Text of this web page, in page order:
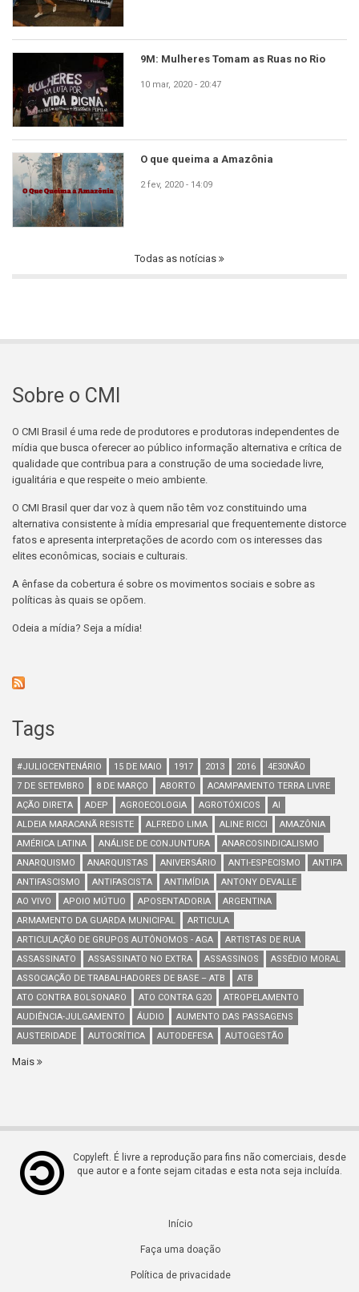
9M: Mulheres Tomam as Ruas no Rio
10 mar, 2020 - 20:47
O que queima a Amazônia
2 fev, 2020 - 14:09
Todas as notícias
Sobre o CMI
O CMI Brasil é uma rede de produtores e produtoras independentes de
mídia que busca oferecer ao público informação alternativa e crítica de
qualidade que contribua para a construção de uma sociedade livre,
igualitária e que respeite o meio ambiente.
O CMI Brasil quer dar voz à quem não têm voz constituindo uma
alternativa consistente à mídia empresarial que frequentemente distorce
fatos e apresenta interpretações de acordo com os interesses das
elites econômicas, sociais e culturais.
A ênfase da cobertura é sobre os movimentos sociais e sobre as
políticas às quais se opõem.
Odeia a mídia? Seja a mídia!
Tags
#JULIOCENTENÁRIO 15 DE MAIO 1917 2013 2016
4E30NÃO
7 DE SETEMBRO
8 DE MARÇO ABORTO
ACAMPAMENTO TERRA LIVRE
AÇÃO DIRETA
ADEP AGROECOLOGIA AGROTÓXICOS
AI
ALDEIA MARACANÃ RESISTE
ALFREDO LIMA ALINE RICCI
AMAZÔNIA
AMÉRICA LATINA
ANÁLISE DE CONJUNTURA
ANARCOSINDICALISMO
ANARQUISMO
ANARQUISTAS ANIVERSÁRIO ANTI-ESPECISMO
ANTIFA
ANTIFASCISMO
ANTIFASCISTA ANTIMÍDIA
ANTONY DEVALLE
AO VIVO
APOIO MÚTUO APOSENTADORIA
ARGENTINA
ARMAMENTO DA GUARDA MUNICIPAL
ARTICULA
ARTICULAÇÃO DE GRUPOS AUTÔNOMOS - AGA
ARTISTAS DE RUA
ASSASSINATO
ASSASSINATO NO EXTRA ASSASSINOS
ASSÉDIO MORAL
ASSOCIAÇÃO DE TRABALHADORES DE BASE – ATB
ATB
ATO CONTRA BOLSONARO
ATO CONTRA G20
ATROPELAMENTO
AUDIÊNCIA-JULGAMENTO
ÁUDIO
AUMENTO DAS PASSAGENS
AUSTERIDADE
AUTOCRÍTICA AUTODEFESA AUTOGESTÃO
Mais
Copyleft. É livre a reprodução para fins não comerciais, desde
que autor e a fonte sejam citadas e esta nota seja incluída.
Início
Faça uma doação
Política de privacidade